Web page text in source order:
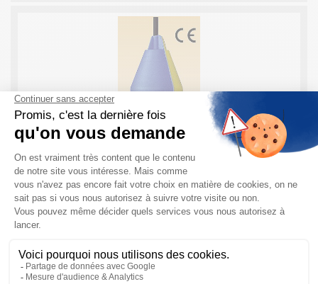
Détecteur de niveau pour SOLIDE – SOLIBA
En bref, Détecteur de niveau à Flotter ATMI : Le SOLIBA
est un détecteur de niveau haut pour zones non-
explosibles qui assure en toute sécurité l’arrêt de
remplissage de cellules de ...
EN SAVOIR PLUS